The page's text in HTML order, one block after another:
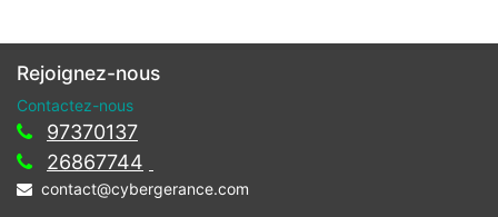
Rejoignez-nous
Contactez-nous
97370137
26867744
contact@cybergerance.com